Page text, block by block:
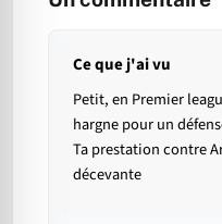
Ce que j'ai vu
Petit, en Premier
hargne pour un
Ta prestation contre
décevante